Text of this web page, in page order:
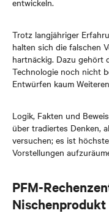
entwickeln.
Trotz langjähriger
halten sich die falschen
hartnäckig. Dazu gehört
Technologie noch nicht
Entwürfen kaum
Logik, Fakten und
über tradiertes Denken,
versuchen; es ist
Vorstellungen
PFM-
Nischenprodukt